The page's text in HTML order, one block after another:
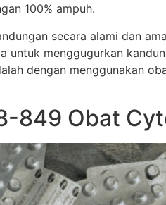
100% ampuh.
secara alami dan
menggugurkan
dengan menggunakan
849 Obat